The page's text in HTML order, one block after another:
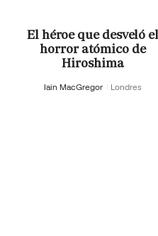
El héroe que desveló el
horror atómico de
Hiroshima
Iain MacGregor Londres